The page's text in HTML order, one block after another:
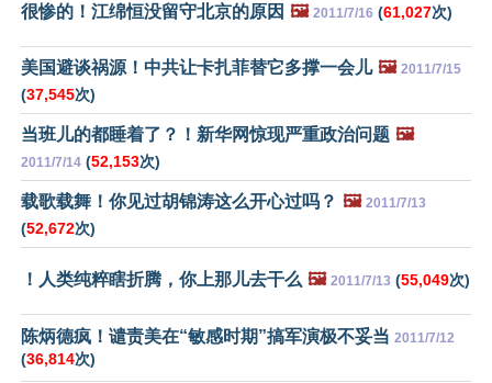
很惨的！江绵恒没留守北京的原因 🖼️ 2011/7/16 (61,027次)
美国避谈祸源！中共让卡扎菲替它多撑一会儿 🖼️ 2011/7/15
(37,545次)
当班儿的都睡着了？！新华网惊现严重政治问题 🖼️
2011/7/14 (52,153次)
载歌载舞！你见过胡锦涛这么开心过吗？ 🖼️ 2011/7/13
(52,672次)
！人类纯粹瞎折腾，你上那儿去干么 🖼️ 2011/7/13 (55,049次)
陈炳德疯！谴责美在“敏感时期”搞军演极不妥当 2011/7/12
(36,814次)